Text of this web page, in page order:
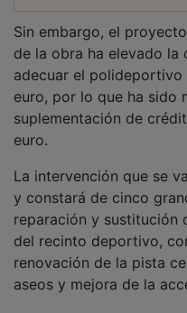
de la obra ha elevado la
adecuar el polideportivo
euro, por lo que ha sido
suplementación de
euro.
y constará de cinco
reparación y sustitución
del recinto deportivo,
renovación de la pista
aseos y mejora de la